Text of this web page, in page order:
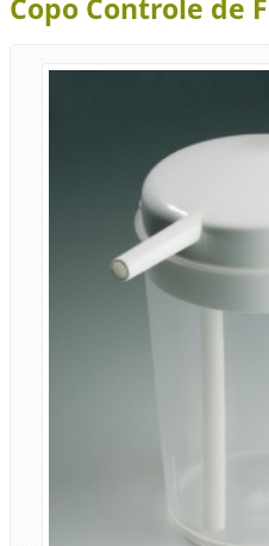
Copo Controle de